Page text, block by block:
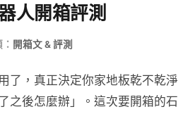
人開箱評測
開箱文 & 評測
了，真正決定你家地板乾不乾淨
之後怎麼辦」。這次要開箱的石